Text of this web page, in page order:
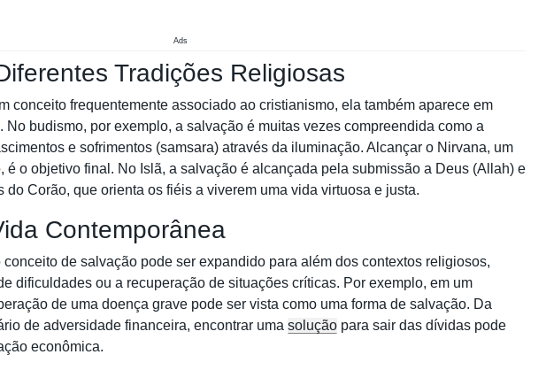
Ads
Tradições Religiosas
conceito frequentemente associado ao cristianismo, ela também aparece em
No budismo, por exemplo, a salvação é muitas vezes compreendida como a
e sofrimentos (samsara) através da iluminação. Alcançar o Nirvana, um
é o objetivo final. No Islã, a salvação é alcançada pela submissão a Deus (Allah) e
do Corão, que orienta os fiéis a viverem uma vida virtuosa e justa.
Contemporânea
de salvação pode ser expandido para além dos contextos religiosos,
dificuldades ou a recuperação de situações críticas. Por exemplo, em um
de uma doença grave pode ser vista como uma forma de salvação. Da
de adversidade financeira, encontrar uma solução para sair das dívidas pode
econômica.